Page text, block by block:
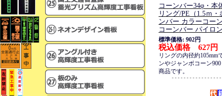
コーンバー34φ・本
リング/PE（1.5ｍ
ンバー カラーコー
コーンバー パイロ
標準価格: 902円
税込価格 627円
リングの内径約105mm
ンやジャンボコーン
商品です。